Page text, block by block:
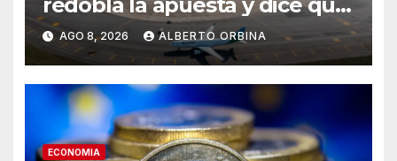
la falta de inversiones puede
poner en riesgo la concesión
AGO 8, 2026 ALBERTO ORBINA
ECONOMIA